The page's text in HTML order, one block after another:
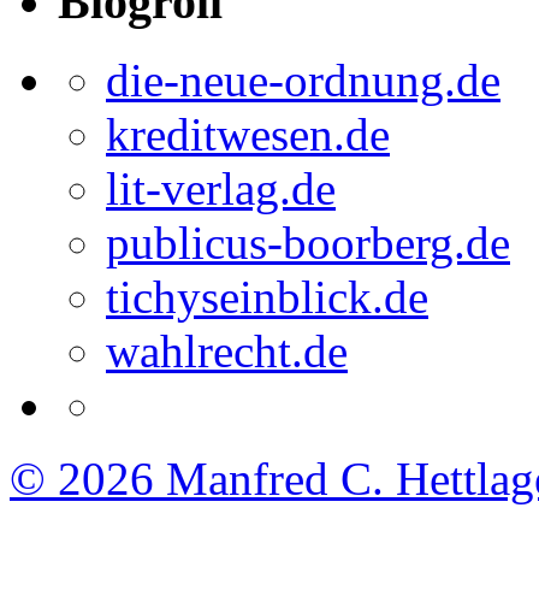
die-neue-ordnung.de
kreditwesen.de
lit-verlag.de
publicus-boorberg.de
tichyseinblick.de
wahlrecht.de
© 2026 Manfred C.